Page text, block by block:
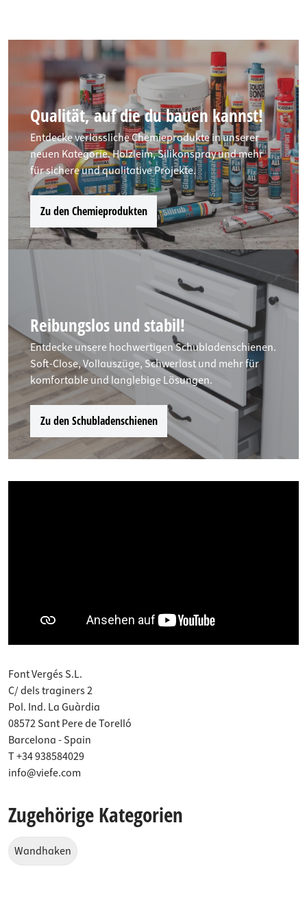
Qualität, auf die du bauen kannst!
Entdecke verlässliche Chemieprodukte in unserer
neuen Kategorie. Holzleim, Silikonspray und mehr
für sichere und qualitative Projekte.
Zu den Chemieprodukten
Reibungslos und stabil!
Entdecke unsere hochwertigen Schubladenschienen.
Soft-Close, Vollauszüge, Schwerlast und mehr für
komfortable und langlebige Lösungen.
Zu den Schubladenschienen
Font Vergés S.L.
C/ dels traginers 2
Pol. Ind. La Guàrdia
08572 Sant Pere de Torelló
Barcelona - Spain
T +34 938584029
info@viefe.com
Zugehörige Kategorien
Wandhaken